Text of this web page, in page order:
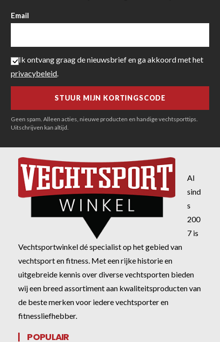
Email
Ik ontvang graag de nieuwsbrief en ga akkoord met het
privacybeleid
Geen spam. Alleen acties, nieuwe producten en handige vechtsporttips.
Uitschrijven kan altijd.
Al
sind
s
200
7 is
Vechtsportwinkel dé specialist op het gebied van
vechtsport en fitness. Met een rijke historie en
uitgebreide kennis over diverse vechtsporten bieden
wij een breed assortiment aan kwaliteitsproducten van
de beste merken voor iedere vechtsporter en
fitnessliefhebber.
POPULAIR